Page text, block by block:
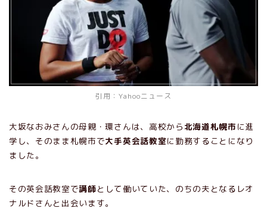
引用：Yahooニュース
大坂なおみさんの母親・環さんは、高校から 北海道札幌市 に進
学し、そのまま札幌市で大手英会話教室に勤務することになり
ました。
その英会話教室で講師として働いていた、のちの夫となるレオ
ナルドさんと出会います。